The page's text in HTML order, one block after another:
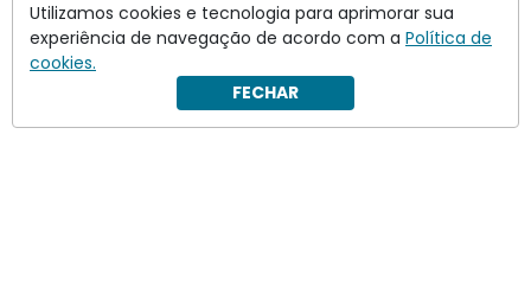
Utilizamos cookies e tecnologia para aprimorar sua
experiência de navegação de acordo com a Política de
cookies.
FECHAR